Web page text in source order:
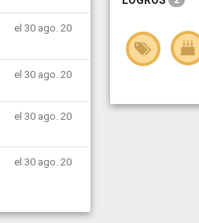
el 30 ago. 20
el 30 ago. 20
el 30 ago. 20
el 30 ago. 20